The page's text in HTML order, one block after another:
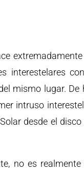
interestelares
mismo lugar. De
intruso
desde el
no es